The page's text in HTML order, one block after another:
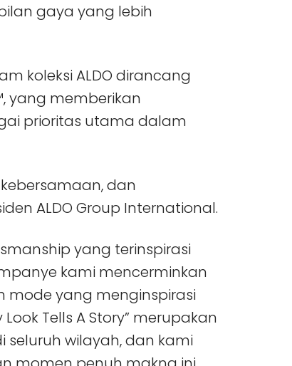
gaya yang lebih
koleksi ALDO dirancang
yang memberikan
prioritas utama dalam
dan
ALDO Group International.
yang terinspirasi
kami mencerminkan
mode yang menginspirasi
Tells A Story” merupakan
seluruh wilayah, dan kami